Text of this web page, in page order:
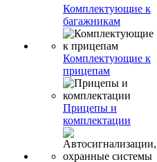
Комплектующие к
багажникам
Комплектующие к
прицепам
Прицепы и
комплектации